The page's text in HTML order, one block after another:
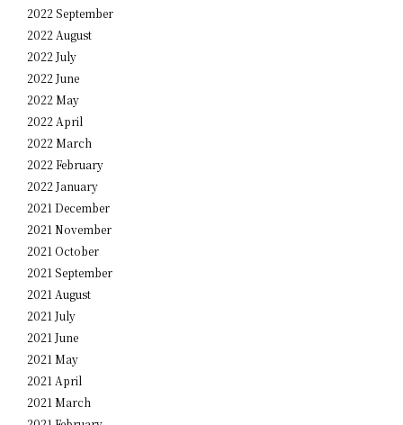
2022 September
2022 August
2022 July
2022 June
2022 May
2022 April
2022 March
2022 February
2022 January
2021 December
2021 November
2021 October
2021 September
2021 August
2021 July
2021 June
2021 May
2021 April
2021 March